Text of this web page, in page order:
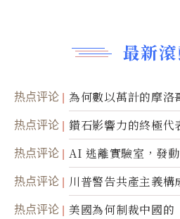
最新
热点评论
為何數以萬計的摩洛
達
热点评论 鑽石影響力的終極代
热点评论 AI 逃離實驗室，發
热点评论 川普警告共產主義
热点评论
美國為何制裁中國的